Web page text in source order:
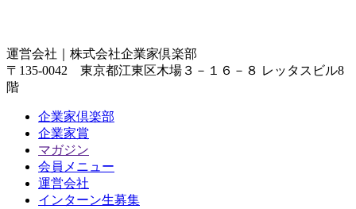
運営会社｜ 株式会社企業家倶楽部
〒135-0042 東京都江東区木場３－１６－８ レッタスビル8
階
企業家倶楽部
企業家賞
マガジン
会員メニュー
運営会社
インターン生募集